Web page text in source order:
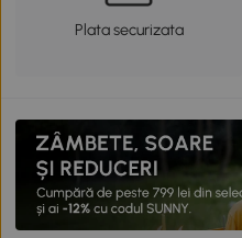
Plata securizata